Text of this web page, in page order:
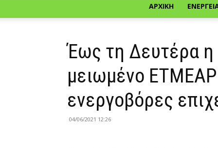
ΑΡΧΙΚΉ
Έως τη Δευτέρα η
μειωμένο ΕΤΜΕΑΡ
ενεργοβόρες
04/06/2021 12:26